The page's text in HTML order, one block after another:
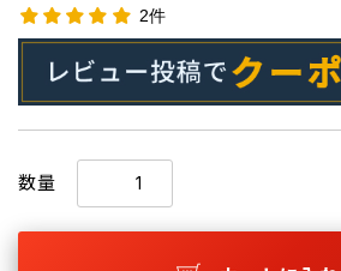
2件
数量